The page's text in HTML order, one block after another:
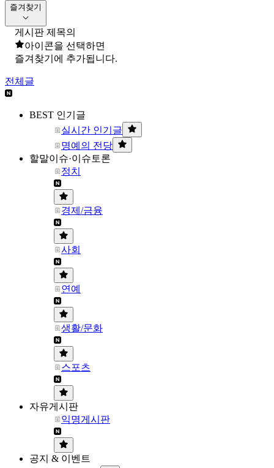
즐겨찾기
게시판 제목의
아이콘을 선택하면
즐겨찾기에 추가됩니다.
전체글
BEST 인기글
실시간 인기글
명예의 전당
할말이슈·이슈토론
정치
경제/금융
사회
연예
생활/문화
스포츠
자유게시판
익명게시판
공지 & 이벤트